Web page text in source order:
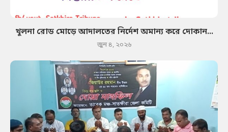
খুলনা রোড মোড়ে আদালতের নির্দেশ অমান্য করে দোকান...
জুন ৪, ২০২৬